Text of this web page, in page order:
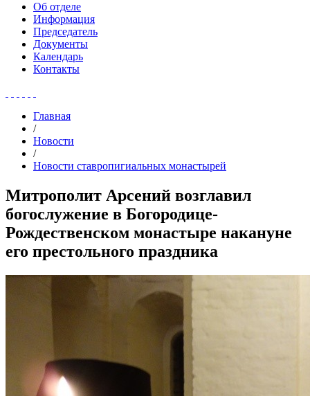
Об отделе
Информация
Председатель
Документы
Календарь
Контакты
Главная
/
Новости
/
Новости ставропигиальных монастырей
Митрополит Арсений возглавил
богослужение в Богородице-
Рождественском монастыре накануне
его престольного праздника